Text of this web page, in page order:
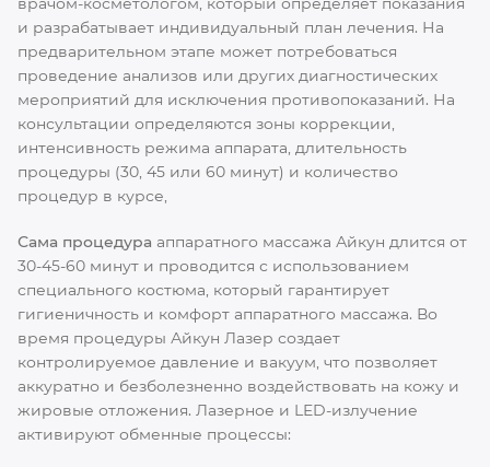
и разрабатывает индивидуальный план лечения. На
предварительном этапе может потребоваться
проведение анализов или других диагностических
мероприятий для исключения противопоказаний. На
консультации определяются зоны коррекции,
интенсивность режима аппарата, длительность
процедуры (30, 45 или 60 минут) и количество
процедур в курсе,
Сама процедура аппаратного массажа Айкун длится от
30-45-60 минут и проводится с использованием
специального костюма, который гарантирует
гигиеничность и комфорт аппаратного массажа. Во
время процедуры Айкун Лазер создает
контролируемое давление и вакуум, что позволяет
аккуратно и безболезненно воздействовать на кожу и
жировые отложения. Лазерное и LED-излучение
активируют обменные процессы: